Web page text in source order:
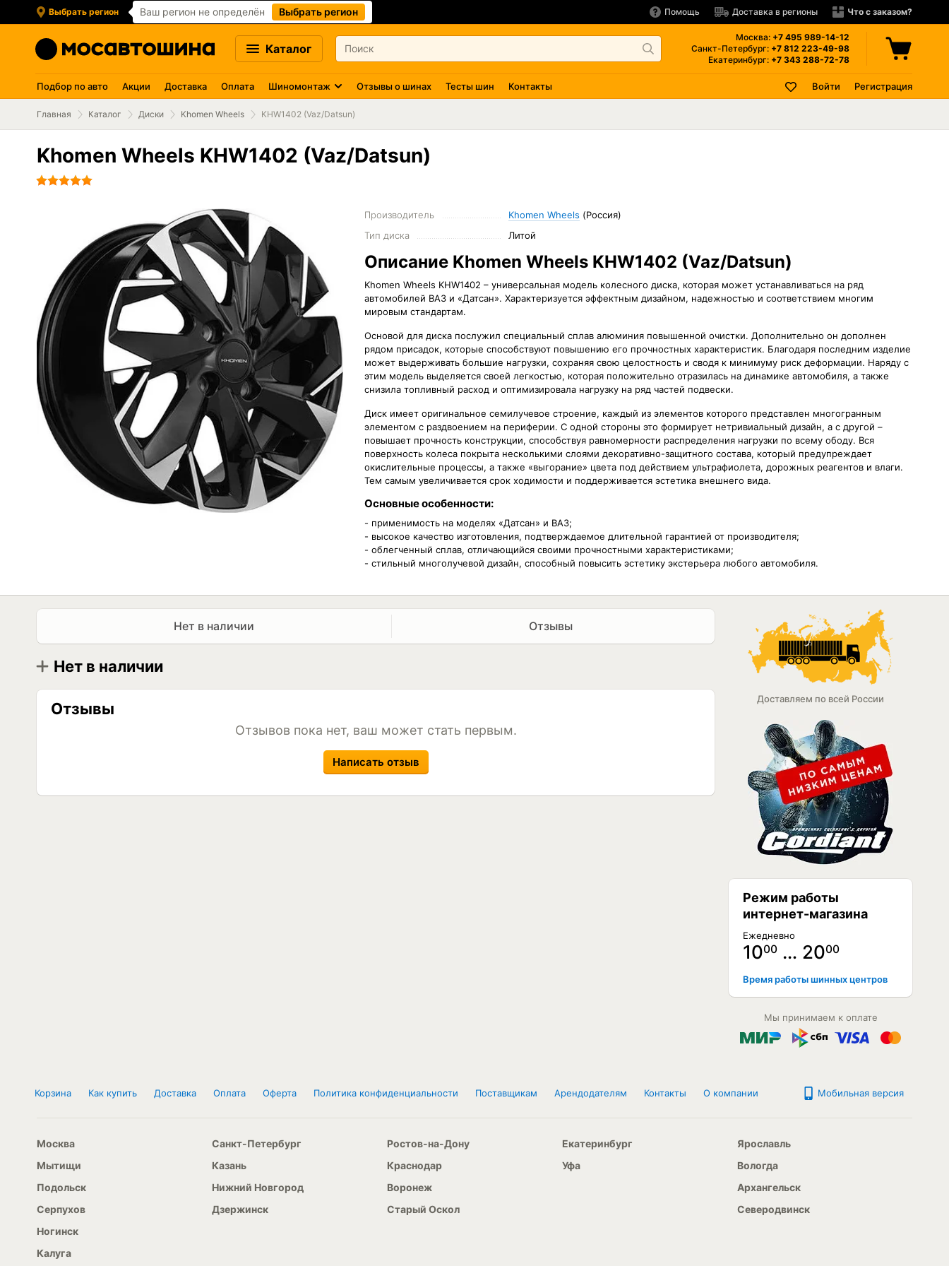
Выбрать регион Ваш регион не определён Выбрать регион Помощь Доставка в регионы Что с заказом?
Каталог
Москва: +7 495 989-14-12
Санкт-Петербург: +7 812 223-49-98
Екатеринбург: +7 343 288-72-78
Подбор по авто Акции Доставка Оплата Шиномонтаж Отзывы о шинах Тесты шин Контакты Войти Регистрация
Главная Каталог Диски Khomen Wheels KHW1402 (Vaz/Datsun)
Khomen Wheels KHW1402 (Vaz/Datsun)
Производитель Khomen Wheels (Россия)
Тип диска
Литой
Описание Khomen Wheels KHW1402 (Vaz/Datsun)
Khomen Wheels KHW1402 – универсальная модель колесного диска, которая может устанавливаться на ряд
автомобилей ВАЗ и «Датсан». Характеризуется эффектным дизайном, надежностью и соответствием многим
мировым стандартам.
Основой для диска послужил специальный сплав алюминия повышенной очистки. Дополнительно он дополнен
рядом присадок, которые способствуют повышению его прочностных характеристик. Благодаря последним изделие
может выдерживать большие нагрузки, сохраняя свою целостность и сводя к минимуму риск деформации. Наряду с
этим модель выделяется своей легкостью, которая положительно отразилась на динамике автомобиля, а также
снизила топливный расход и оптимизировала нагрузку на ряд частей подвески.
Диск имеет оригинальное семилучевое строение, каждый из элементов которого представлен многогранным
элементом с раздвоением на периферии. С одной стороны это формирует нетривиальный дизайн, а с другой –
повышает прочность конструкции, способствуя равномерности распределения нагрузки по всему ободу. Вся
поверхность колеса покрыта несколькими слоями декоративно-защитного состава, который предупреждает
окислительные процессы, а также «выгорание» цвета под действием ультрафиолета, дорожных реагентов и влаги.
Тем самым увеличивается срок ходимости и поддерживается эстетика внешнего вида.
Основные особенности:
- применимость на моделях «Датсан» и ВАЗ;
- высокое качество изготовления, подтверждаемое длительной гарантией от производителя;
- облегченный сплав, отличающийся своими прочностными характеристиками;
- стильный многолучевой дизайн, способный повысить эстетику экстерьера любого автомобиля.
Нет в наличии Отзывы
Нет в наличии
Khomen Wheels KHW1402 (Vaz/Datsun) 5.5x14 4x98 ET 35 Dia 58.5 Gray
Отзывы
Отзывов пока нет, ваш может стать первым.
Написать отзыв
Доставляем по всей России
Режим работы
интернет-магазина
Ежедневно
1000 … 2000
Время работы шинных центров
Мы принимаем к оплате
Корзина Как купить Доставка Оплата Оферта Политика конфиденциальности Поставщикам Арендодателям Контакты О компании Мобильная версия
Москва
Мытищи
Подольск
Серпухов
Ногинск
Калуга
Санкт-Петербург
Казань
Нижний Новгород
Дзержинск
Ростов-на-Дону
Краснодар
Воронеж
Старый Оскол
Екатеринбург
Уфа
Ярославль
Вологда
Архангельск
Северодвинск